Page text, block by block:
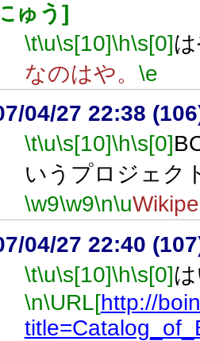
ゅう]
\t\u\s[10]\h\s[0]
なのはや。 \e
04/27 22:38
\t\u\s[10]\h\s[0]
いうプロジェク
\w9\w9\n\u
04/27 22:40
\t\u\s[10]\h\s[0]
\n\URL[http://